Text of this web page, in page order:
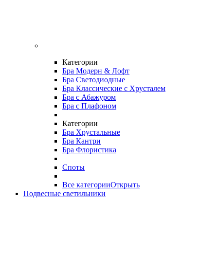
Категории
Бра Модерн & Лофт
Бра Светодиодные
Бра Классические с Хрусталем
Бра с Абажуром
Бра с Плафоном
Категории
Бра Хрустальные
Бра Кантри
Бра Флористика
Споты
Все категорииОткрыть
Подвесные светильники